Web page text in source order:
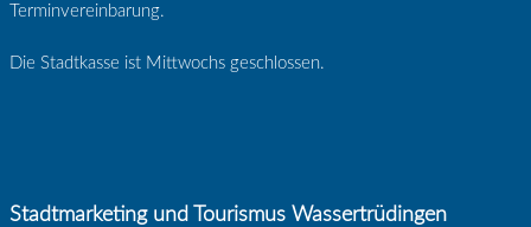
Terminvereinbarung.
Die Stadtkasse ist Mittwochs geschlossen.
Stadtmarketing und Tourismus Wassertrüdingen